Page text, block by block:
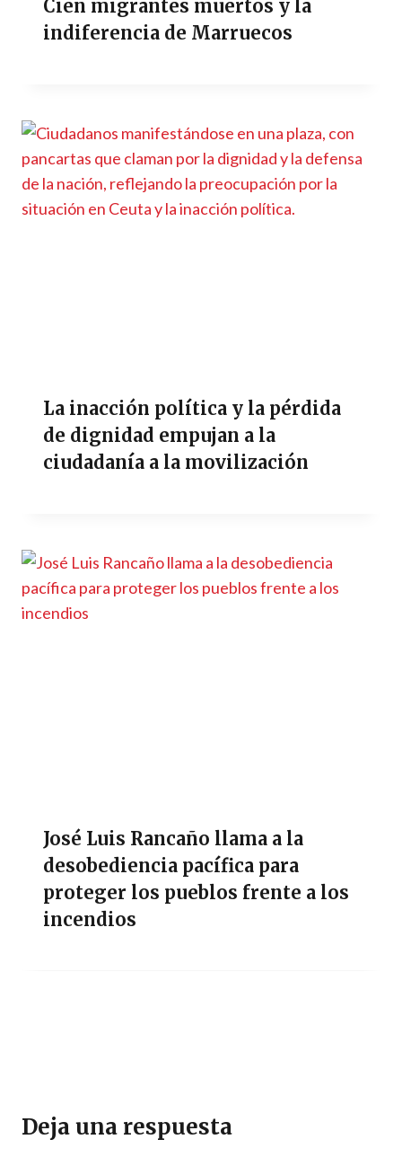
Cien migrantes muertos y la
indiferencia de Marruecos
La inacción política y la pérdida
de dignidad empujan a la
ciudadanía a la movilización
José Luis Rancaño llama a la
desobediencia pacífica para
proteger los pueblos frente a los
incendios
Deja una respuesta